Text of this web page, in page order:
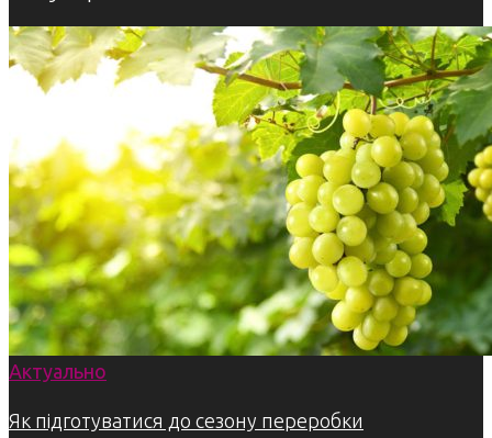
Актуально
Як підготуватися до сезону переробки